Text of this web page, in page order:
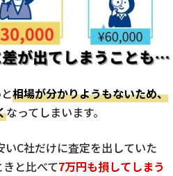
相場が分かりようもないため、
なってしまいます。
C社だけに査定を出していた
と比べて7万円も損してしまう